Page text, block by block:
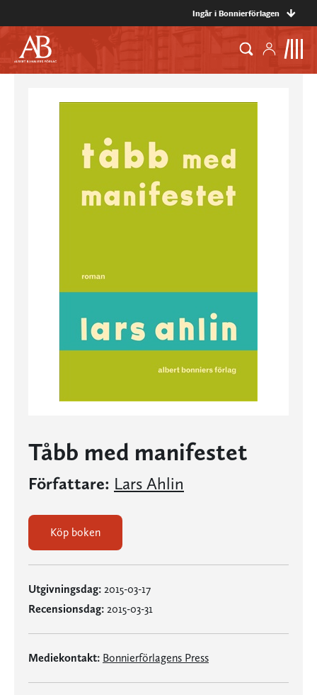
Ingår i Bonnierförlagen
Tåbb med manifestet
Författare: Lars Ahlin
Köp boken
Utgivningsdag: 2015-03-17
Recensionsdag: 2015-03-31
Mediekontakt: Bonnierförlagens Press